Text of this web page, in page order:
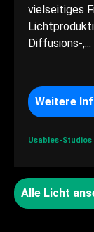
vielseitiges
Diffusions-,...
Weitere
Usables-Studios
Alle Licht